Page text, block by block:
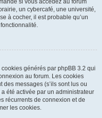
si vous accédez au forum
un cybercafé, une université,
à cocher, il est probable qu’un
générés par phpBB 3.2 qui
au forum. Les cookies
des messages (s’ils sont lus ou
été activée par un administrateur
récurrents de connexion et de
les cookies.